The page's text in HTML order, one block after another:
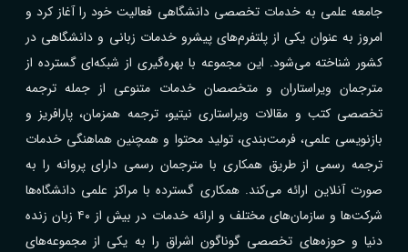
جامعه علمی به خدمات تخصصی دانشگاهی فعالیت خود را آغاز کرد و
امروز به عنوان یکی از پلتفرم‌های پیشرو خدمات زبانی و دانشگاهی در
کشور شناخته می‌شود. این مجموعه با بهره‌گیری از شبکه‌ای گسترده از
مترجمان ویراستاران و متخصصان خدمات متنوعی از جمله ترجمه
تخصصی کتب و مقالات ویراستاری نیتیو، ترجمه همزمان، پارافریز و
بازنویسی علمی، فرمت‌بندی، تولید محتوا و همچنین هماهنگی خدمات
ترجمه رسمی از طریق همکاری با مترجمان رسمی دارای پروانه را به
صورت آنلاین ارائه می‌کند. همکاری گسترده با مراکز علمی دانشگاه‌ها
شرکت‌ها و سازمان‌های مختلف و ارائه خدمات در بیش از ۴۰ زبان زنده
دنیا و حوزه‌های تخصصی گوناگون اشراق را به یکی از مجموعه‌های